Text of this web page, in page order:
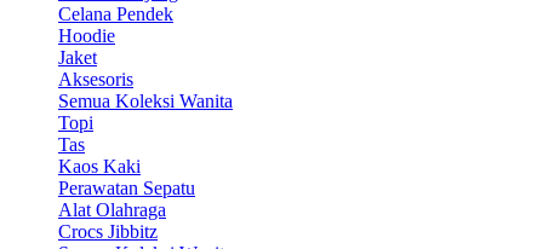
Celana Pendek
Hoodie
Jaket
Aksesoris
Semua Koleksi Wanita
Topi
Tas
Kaos Kaki
Perawatan Sepatu
Alat Olahraga
Crocs Jibbitz